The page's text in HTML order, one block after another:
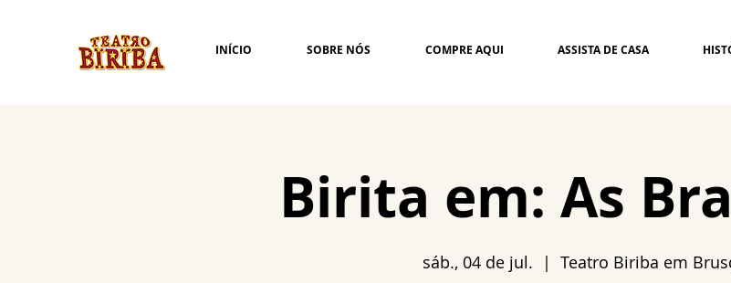
INÍCIO SOBRE NÓS COMPRE AQUI ASSISTA DE CASA
Birita em: As
sáb., 04 de jul.
  |
Teatro Biriba em